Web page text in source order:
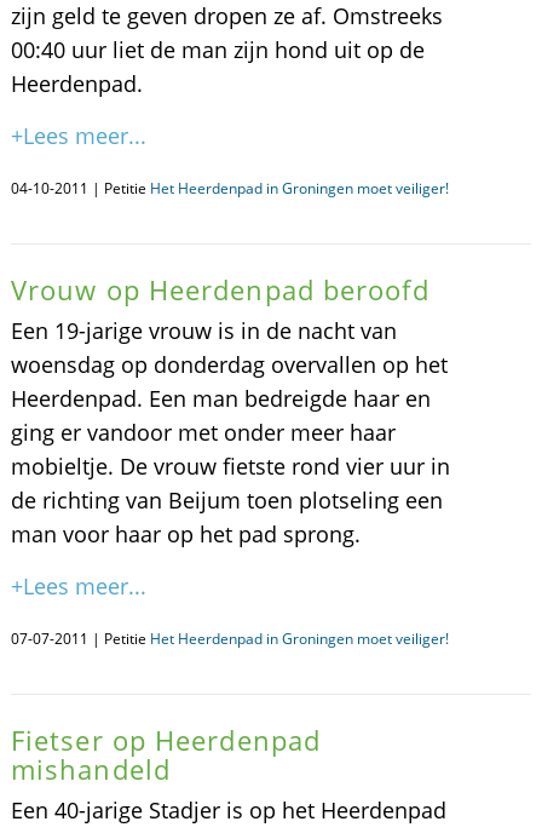
zijn geld te geven dropen ze af. Omstreeks
00:40 uur liet de man zijn hond uit op de
Heerdenpad.
+Lees meer...
04-10-2011 | Petitie Het Heerdenpad in Groningen moet veiliger!
Vrouw op Heerdenpad beroofd
Een 19-jarige vrouw is in de nacht van
woensdag op donderdag overvallen op het
Heerdenpad. Een man bedreigde haar en
ging er vandoor met onder meer haar
mobieltje. De vrouw fietste rond vier uur in
de richting van Beijum toen plotseling een
man voor haar op het pad sprong.
+Lees meer...
07-07-2011 | Petitie Het Heerdenpad in Groningen moet veiliger!
Fietser op Heerdenpad
mishandeld
Een 40-jarige Stadjer is op het Heerdenpad